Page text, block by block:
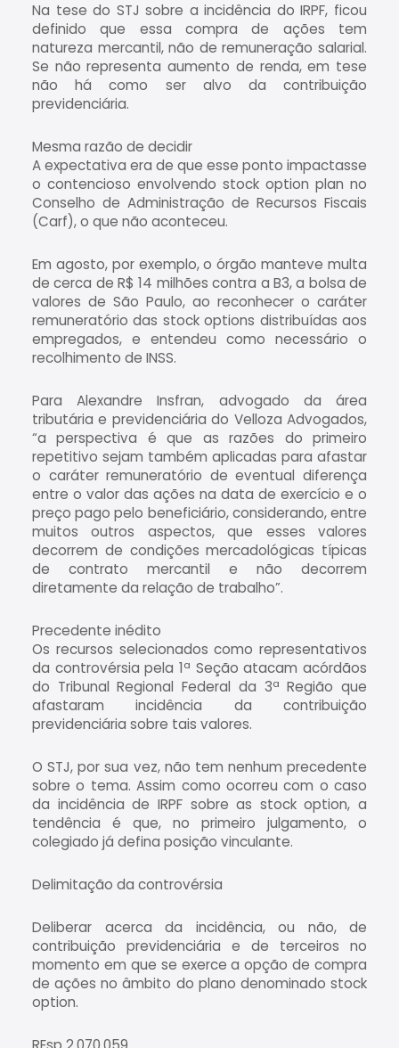
Na tese do STJ sobre a incidência do IRPF, ficou
definido que essa compra de ações tem
natureza mercantil, não de remuneração salarial.
Se não representa aumento de renda, em tese
não há como ser alvo da contribuição
previdenciária.
Mesma razão de decidir
A expectativa era de que esse ponto impactasse
o contencioso envolvendo stock option plan no
Conselho de Administração de Recursos Fiscais
(Carf), o que não aconteceu.
Em agosto, por exemplo, o órgão manteve multa
de cerca de R$ 14 milhões contra a B3, a bolsa de
valores de São Paulo, ao reconhecer o caráter
remuneratório das stock options distribuídas aos
empregados, e entendeu como necessário o
recolhimento de INSS.
Para Alexandre Insfran, advogado da área
tributária e previdenciária do Velloza Advogados,
“a perspectiva é que as razões do primeiro
repetitivo sejam também aplicadas para afastar
o caráter remuneratório de eventual diferença
entre o valor das ações na data de exercício e o
preço pago pelo beneficiário, considerando, entre
muitos outros aspectos, que esses valores
decorrem de condições mercadológicas típicas
de contrato mercantil e não decorrem
diretamente da relação de trabalho”.
Precedente inédito
Os recursos selecionados como representativos
da controvérsia pela 1ª Seção atacam acórdãos
do Tribunal Regional Federal da 3ª Região que
afastaram incidência da contribuição
previdenciária sobre tais valores.
O STJ, por sua vez, não tem nenhum precedente
sobre o tema. Assim como ocorreu com o caso
da incidência de IRPF sobre as stock option, a
tendência é que, no primeiro julgamento, o
colegiado já defina posição vinculante.
Delimitação da controvérsia
Deliberar acerca da incidência, ou não, de
contribuição previdenciária e de terceiros no
momento em que se exerce a opção de compra
de ações no âmbito do plano denominado stock
option.